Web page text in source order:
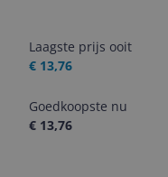
Laagste prijs ooit
€ 13,76
Goedkoopste nu
€ 13,76